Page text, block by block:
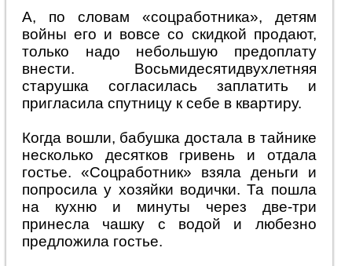
А, по словам «соцработника», детям
войны его и вовсе со скидкой продают,
только надо небольшую предоплату
внести. Восьмидесятидвухлетняя
старушка согласилась заплатить и
пригласила спутницу к себе в квартиру.
Когда вошли, бабушка достала в тайнике
несколько десятков гривень и отдала
гостье. «Соцработник» взяла деньги и
попросила у хозяйки водички. Та пошла
на кухню и минуты через две-три
принесла чашку с водой и любезно
предложила гостье.